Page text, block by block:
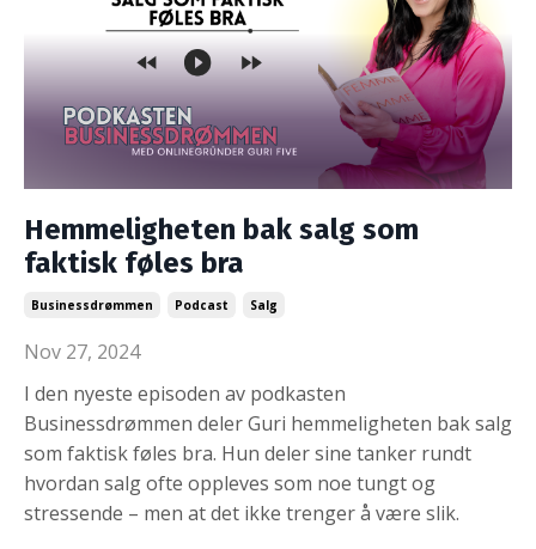
Hemmeligheten bak salg som
faktisk føles bra
Businessdrømmen Podcast Salg
Nov 27, 2024
I den nyeste episoden av podkasten
Businessdrømmen deler Guri hemmeligheten bak salg
som faktisk føles bra. Hun deler sine tanker rundt
hvordan salg ofte oppleves som noe tungt og
stressende – men at det ikke trenger å være slik.